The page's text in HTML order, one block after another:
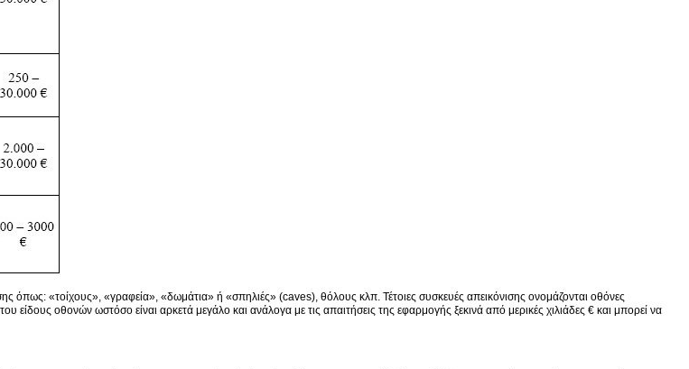
όπως: «τοίχους», «γραφεία», «δωμάτια» ή «σπηλιές» (caves), θόλους κλπ. Τέτοιες συσκευές απεικόνισης ονομάζονται οθόνες
είδους οθονών ωστόσο είναι αρκετά μεγάλο και ανάλογα με τις απαιτήσεις της εφαρμογής ξεκινά από μερικές χιλιάδες € και μπορεί να